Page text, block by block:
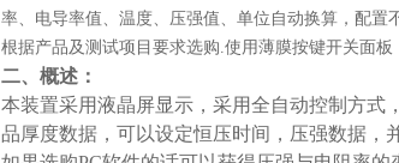
率、电导率值、温度、压强值、单位自动换算，配
根据产品及测试项目要求选购.使用薄膜按键开关面
二、概述：
本装置采用液晶屏显示，采用全自动控制方式
品厚度数据，可以设定恒压时间，压强数据，